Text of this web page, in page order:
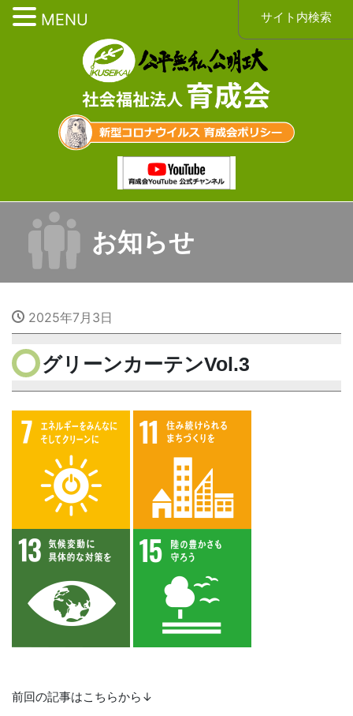
お知らせ
2025年7月3日
グリーンカーテンVol.3
前回の記事はこちらから↓
サイト内検索
MENU